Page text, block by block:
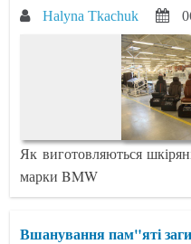
Halyna Tkachuk
Як виготовляються
марки BMW
Вшанування пам"яті